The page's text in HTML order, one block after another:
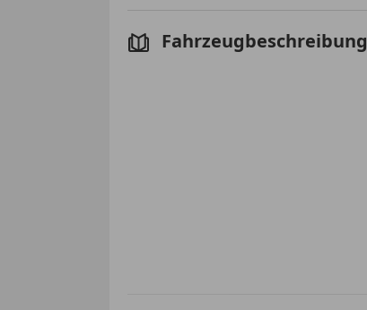
Fahrzeugbeschreibung